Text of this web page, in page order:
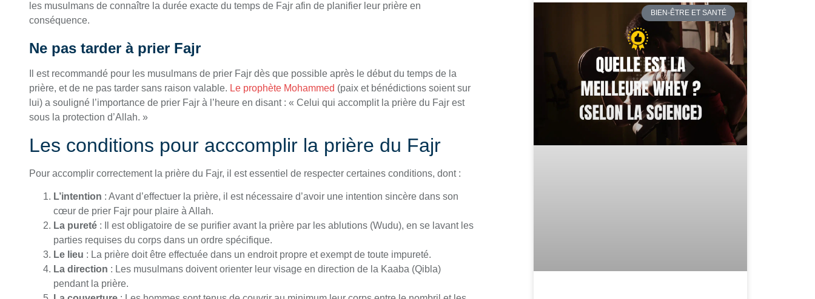
les musulmans de connaître la durée exacte du temps de Fajr afin de planifier leur prière en
conséquence.
Ne pas tarder à prier Fajr
Il est recommandé pour les musulmans de prier Fajr dès que possible après le début du temps de la
prière, et de ne pas tarder sans raison valable. Le prophète Mohammed (paix et bénédictions soient sur
lui) a souligné l’importance de prier Fajr à l’heure en disant : « Celui qui accomplit la prière du Fajr est
sous la protection d’Allah. »
Les conditions pour acccomplir la prière du Fajr
Pour accomplir correctement la prière du Fajr, il est essentiel de respecter certaines conditions, dont :
L’intention : Avant d’effectuer la prière, il est nécessaire d’avoir une intention sincère dans son
cœur de prier Fajr pour plaire à Allah.
La pureté : Il est obligatoire de se purifier avant la prière par les ablutions (Wudu), en se lavant les
parties requises du corps dans un ordre spécifique.
Le lieu : La prière doit être effectuée dans un endroit propre et exempt de toute impureté.
La direction : Les musulmans doivent orienter leur visage en direction de la Kaaba (Qibla)
pendant la prière.
BIEN-ÊTRE ET SANTÉ